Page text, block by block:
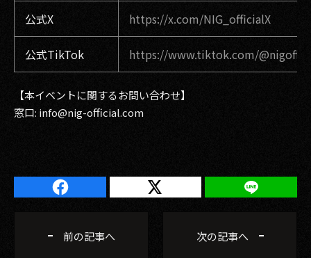
公式X https://x.com/NIG_officialX
公式TikTok https://www.tiktok.com/
【本イベントに関するお問い合わせ】
窓口: info@nig-official.com
前の記事へ 次の記事へ